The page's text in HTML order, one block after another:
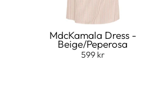
MdcKamala Dress -
Beige/Peperosa
599 kr